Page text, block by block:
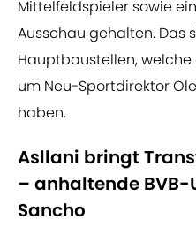
Mittelfeldspieler sowie
Ausschau gehalten. Das
Hauptbaustellen,
um Neu-Sportdirektor
haben.
Asllani bringt
– anhaltende
Sancho